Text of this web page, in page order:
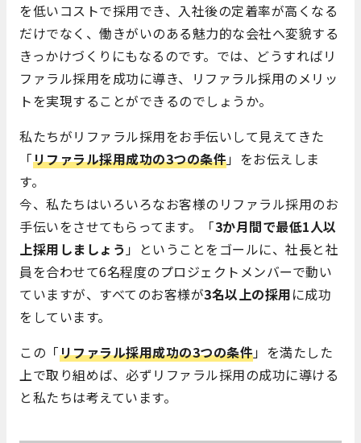
を低いコストで採用でき、入社後の定着率が高くなる
だけでなく、働きがいのある魅力的な会社へ変貌する
きっかけづくりにもなるのです。では、どうすればリ
ファラル採用を成功に導き、リファラル採用のメリッ
トを実現することができるのでしょうか。
私たちがリファラル採用をお手伝いして見えてきた
「リファラル採用成功の3つの条件」をお伝えしま
す。
今、私たちはいろいろなお客様のリファラル採用のお
手伝いをさせてもらってます。「3か月間で最低1人以
上採用しましょう」ということをゴールに、社長と社
員を合わせて6名程度のプロジェクトメンバーで動い
ていますが、すべてのお客様が3名以上の採用に成功
をしています。
この「リファラル採用成功の3つの条件」を満たした
上で取り組めば、必ずリファラル採用の成功に導ける
と私たちは考えています。